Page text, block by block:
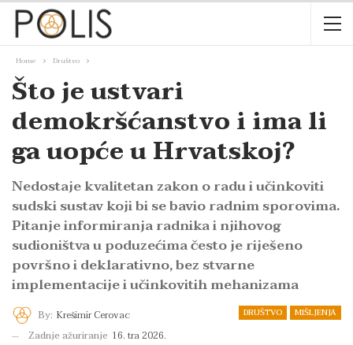
Home Društvo
Što je ustvari
demokršćanstvo i ima li
ga uopće u Hrvatskoj?
Nedostaje kvalitetan zakon o radu i učinkoviti
sudski sustav koji bi se bavio radnim sporovima.
Pitanje informiranja radnika i njihovog
sudioništva u poduzećima često je riješeno
površno i deklarativno, bez stvarne
implementacije i učinkovitih mehanizama
DRUŠTVO MIŠLJENJA
By: Krešimir Cerovac
Zadnje ažuriranje 16. tra 2026.